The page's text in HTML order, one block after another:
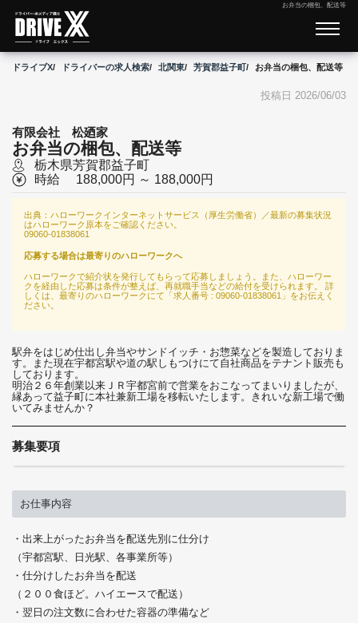
お弁当の梱包、配送等
ドライブX ドライバーの求人検索 北関東 芳賀郡益子町 お弁当の梱包、配送等
投稿日 2026/06/03
有限会社 松廼家
お弁当の梱包、配送等
栃木県芳賀郡益子町
時給 188,000円 ～ 188,000円
出典：ハローワークインターネットサービス（厚生労働省）／最新の募集状況
はハローワーク原本をご確認ください。
09060-01838061
応募する場合は最寄りのハローワークへ
ハローワークで紹介状を発行してもらって応募しましょう。また、ハローワー
クを経由した応募は条件が整えば、再就職手当などの給付を受けられます。 詳
しくは、最寄りのハローワークにて「求人番号 : 09060-01838061」をお伝えく
ださい。
駅弁をはじめ仕出し弁当やサンドイッチ・お惣菜などを製造しておりま
す。また現在宇都宮駅や道の駅しもつけにて自社商品をテナント販売も
しております。
明治２６年創業以来ＪＲ宇都宮前で営業をおこなってまいりましたが、
縁あって益子町に本社兼新工場を移転いたします。きれいな新工場で働
いてみませんか？
募集要項
お仕事内容
・出来上がったお弁当を配送先別に仕分け
（宇都宮駅、日光駅、各事業所等）
・仕分けしたお弁当を配送
（２００食ほど。ハイエースで配送）
・翌日の注文数に合わせた容器の準備など